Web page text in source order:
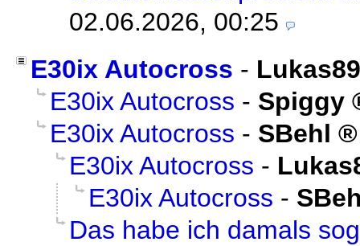
02.06.2026, 00:25
E30ix Autocross - Lukas89
E30ix Autocross - Spiggy
E30ix Autocross - SBehl
E30ix Autocross -
E30ix Autocross -
Das habe ich damals